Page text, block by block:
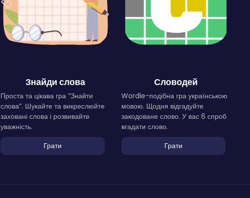
Знайди слова
Проста та цікава гра “Знайти
слова”. Шукайте та викреслюйте
заховані слова і розвивайте
уважність.
Грати
Словодей
Wordle-подібна гра українською
мовою. Щодня відгадуйте
закодоване слово. У вас 6 спроб
вгадати слово.
Грати